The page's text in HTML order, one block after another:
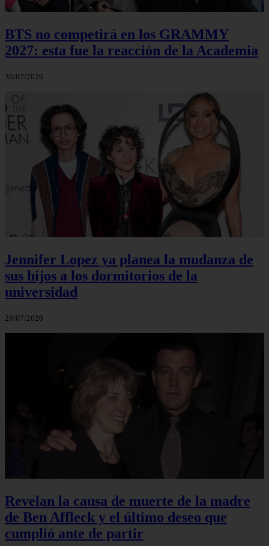
BTS no competirá en los GRAMMY
2027: esta fue la reacción de la Academia
30/07/2026
Jennifer Lopez ya planea la mudanza de
sus hijos a los dormitorios de la
universidad
29/07/2026
Revelan la causa de muerte de la madre
de Ben Affleck y el último deseo que
cumplió ante de partir